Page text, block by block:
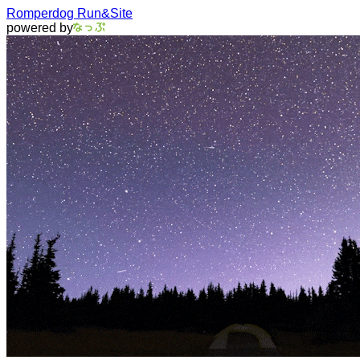
Romperdog Run&Site
powered by